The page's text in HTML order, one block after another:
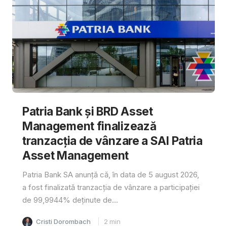
Patria Bank și BRD Asset
Management finalizează
tranzacția de vânzare a SAI Patria
Asset Management
Patria Bank SA anunță că, în data de 5 august 2026,
a fost finalizată tranzacția de vânzare a participației
de 99,9944% deținute de...
Cristi Dorombach 2 min